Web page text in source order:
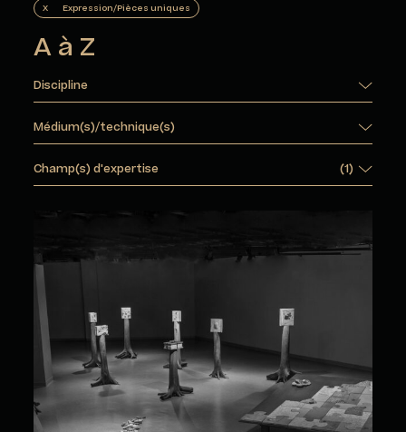
X Expression/Pièces uniques
A à Z
Discipline
Médium(s)/technique(s)
Champ(s) d'expertise (1)
Marie-Hélène Allain